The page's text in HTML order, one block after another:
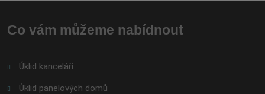
nepodařilo
Co vám můžeme nabídnout
Úklid kanceláří
Úklid panelových domů